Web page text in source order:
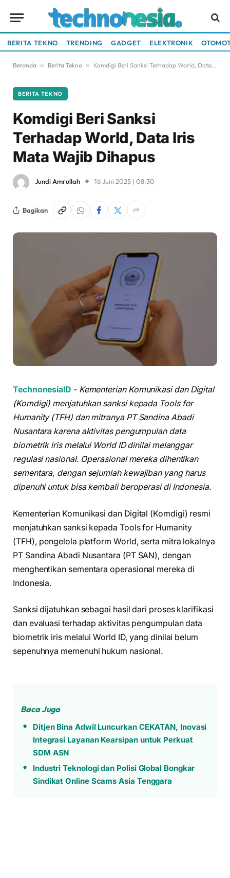
BERITA TEKNO TRENDING GADGET ELEKTRONIK
Beranda » Berita Tekno » Komdigi Beri Sanksi Terhadap World, Data Iris Mata Wajib Dihapus
BERITA TEKNO
Komdigi Beri Sanksi
Terhadap World, Data Iris
Mata Wajib Dihapus
Jundi Amrullah 16 Juni 2025 | 08:30
Bagikan
TechnonesiaID - Kementerian Komunikasi dan Digital
(Komdigi) menjatuhkan sanksi kepada Tools for
Humanity (TFH) dan mitranya PT Sandina Abadi
Nusantara karena aktivitas pengumpulan data
biometrik iris melalui World ID dinilai melanggar
regulasi nasional. Operasional mereka dihentikan
sementara, dengan sejumlah kewajiban yang harus
dipenuhi untuk bisa kembali beroperasi di Indonesia.
Kementerian Komunikasi dan Digital (Komdigi) resmi
menjatuhkan sanksi kepada Tools for Humanity
(TFH), pengelola platform World, serta mitra lokalnya
PT Sandina Abadi Nusantara (PT SAN), dengan
menghentikan sementara operasional mereka di
Indonesia.
Sanksi dijatuhkan sebagai hasil dari proses klarifikasi
dan evaluasi terhadap aktivitas pengumpulan data
biometrik iris melalui World ID, yang dinilai belum
sepenuhnya memenuhi hukum nasional.
Baca Juga
Ditjen Bina Adwil Luncurkan CEKATAN, Inovasi
Integrasi Layanan Kearsipan untuk Perkuat
SDM ASN
Industri Teknologi dan Polisi Global Bongkar
Sindikat Online Scams Asia Tenggara